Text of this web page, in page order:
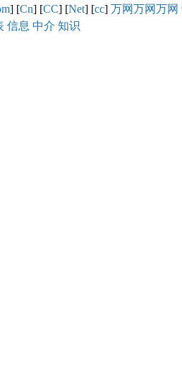
] [Cn] [CC] [Net] [cc] 万网万网万网
信息 中介 知识